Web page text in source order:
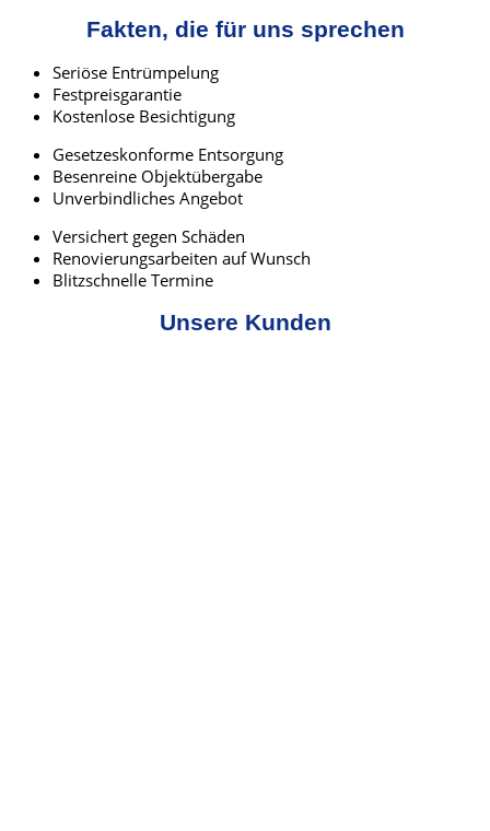
Fakten, die für uns sprechen
Seriöse Entrümpelung
Festpreisgarantie
Kostenlose Besichtigung
Gesetzeskonforme Entsorgung
Besenreine Objektübergabe
Unverbindliches Angebot
Versichert gegen Schäden
Renovierungsarbeiten auf Wunsch
Blitzschnelle Termine
Unsere Kunden